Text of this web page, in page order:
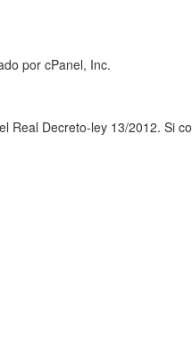
por cPanel, Inc.
Decreto-ley 13/2012. Si